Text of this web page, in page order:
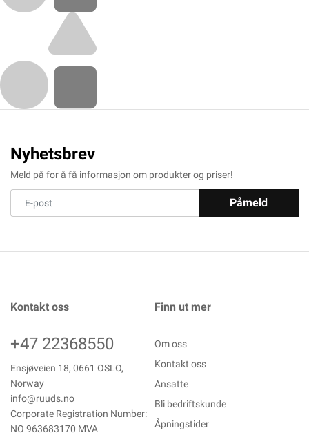
Nyhetsbrev
Meld på for å få informasjon om produkter og priser!
Påmeld
Kontakt oss
+47 22368550
Ensjøveien 18, 0661 OSLO,
Norway
info@ruuds.no
Corporate Registration Number:
NO 963683170 MVA
Finn ut mer
Om oss
Kontakt oss
Ansatte
Bli bedriftskunde
Åpningstider